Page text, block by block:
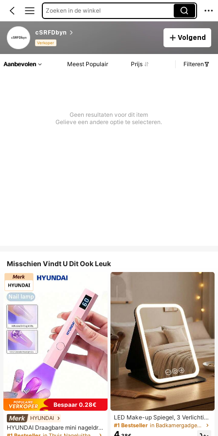
Zoeken in de winkel
cSRFDbyn
Verkoper
Volgend
Aanbevolen Meest Populair Prijs Filteren
Geen resultaten voor dit item
Gelieve een andere optie te selecteren.
Misschien Vindt U Dit Ook Leuk
Bespaar 0.28€
HYUNDAI
HYUNDAI Draagbare mini nageldro
ger, oplaadbare handlamp UV/LED
LED Make-up Spiegel, 3 Verlichting
smodi, Verstelbare Helderheid, Draa
gbaar Vouwbaar Ontwerp, Geschikt
#1 Bestseller in Badkamergadgets die favoriet zijn bij klanten B